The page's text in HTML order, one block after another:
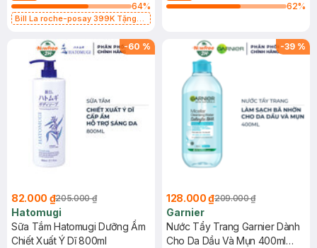
64%
Bill La roche-posay 399K Tặng
(SL có hạn)
62%
-60 %
82.000 ₫205.000 ₫
Hatomugi
Sữa Tắm Hatomugi Dưỡng Ẩm
Chiết Xuất Ý Dĩ 800ml
-39 %
128.000 ₫209.000 ₫
Garnier
Nước Tẩy Trang Garnier Dành
Cho Da Dầu Và Mụn 400ml